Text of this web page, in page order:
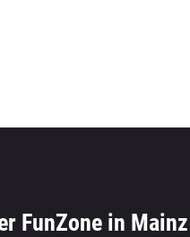
FunZone in Mainz